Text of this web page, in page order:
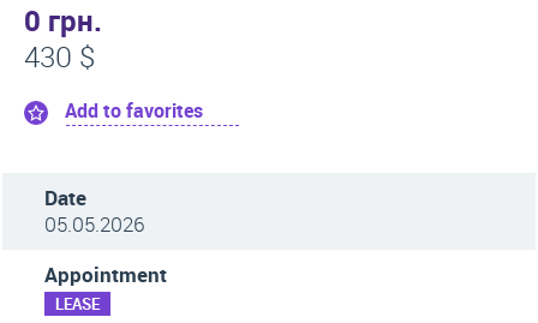
0 грн.
430 $
Add to favorites
Date
05.05.2026
Appointment
LEASE